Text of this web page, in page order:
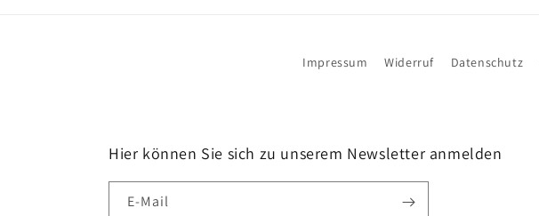
Impressum Widerruf Datenschutz
Hier können Sie sich zu unserem Newsletter anmelden
E-Mail